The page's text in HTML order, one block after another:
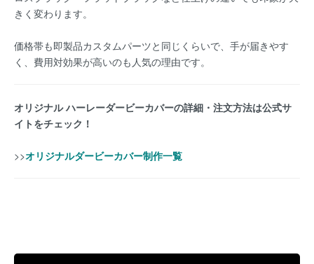
きく変わります。
価格帯も即製品カスタムパーツと同じくらいで、手が届きやす
く、費用対効果が高いのも人気の理由です。
オリジナル ハーレーダービーカバーの詳細・注文方法は公式サ
イトをチェック！
>>オリジナルダービーカバー制作一覧